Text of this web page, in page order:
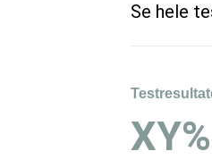
Se hele
XY%